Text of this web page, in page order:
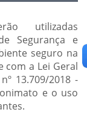
utilizadas
Segurança e
seguro na
a Lei Geral
13.709/2018 -
e o uso